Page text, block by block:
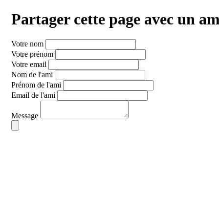
Partager cette page avec un
Votre nom
Votre prénom
Votre email
Nom de l'ami
Prénom de l'ami
Email de l'ami
Message